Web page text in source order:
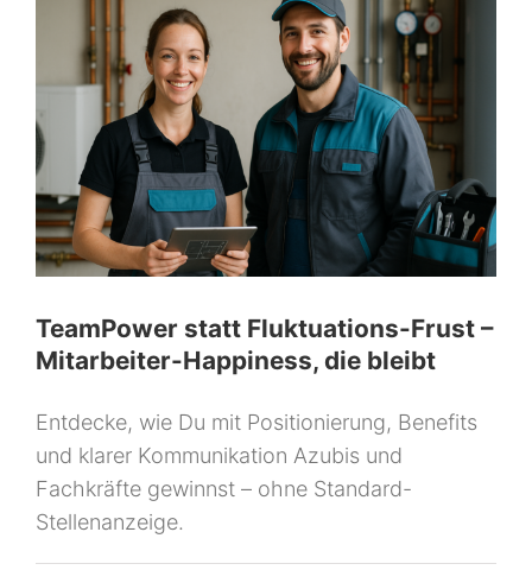
TeamPower statt Fluktuations-Frust –
Mitarbeiter-Happiness, die bleibt
Entdecke, wie Du mit Positionierung, Benefits
und klarer Kommunikation Azubis und
Fachkräfte gewinnst – ohne Standard-
Stellenanzeige.